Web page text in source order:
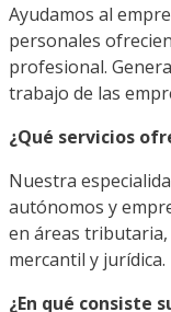
Ayudamos al
personales
profesional.
trabajo de las
¿Qué servicios
Nuestra
autónomos y
en áreas
mercantil y jurídica.
¿En qué consiste